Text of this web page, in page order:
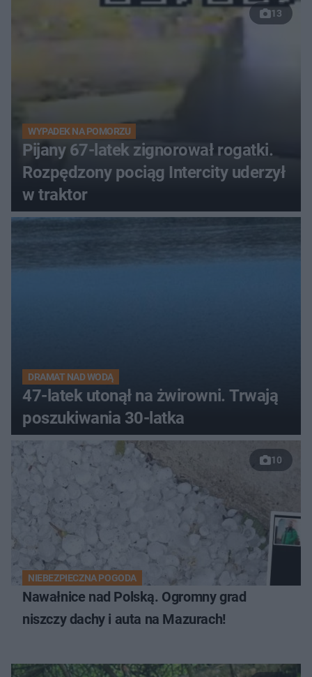
13
WYPADEK NA POMORZU
Pijany 67-latek zignorował rogatki.
Rozpędzony pociąg Intercity uderzył
w traktor
DRAMAT NAD WODĄ
47-latek utonął na żwirowni. Trwają
poszukiwania 30-latka
10
NIEBEZPIECZNA POGODA
Nawałnice nad Polską. Ogromny grad
niszczy dachy i auta na Mazurach!